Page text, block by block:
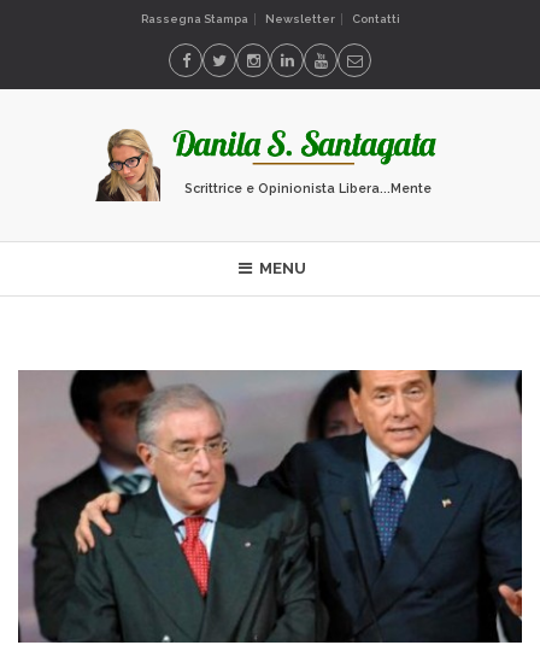
Rassegna Stampa Newsletter Contatti
Scrittrice e Opinionista Libera...Mente
MENU